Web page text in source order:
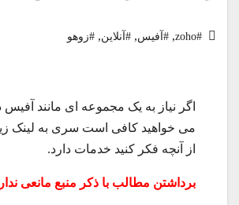
#zoho
, #آفیس, #آنلاین, #زوهو
اگر نیاز به یک مجموعه ای مانند
می خواهید کافی است سری به لینک زیر
از آنچه فکر کنید خدمات دارد.
برداشتن مطالب با ذکر منبع مانعی